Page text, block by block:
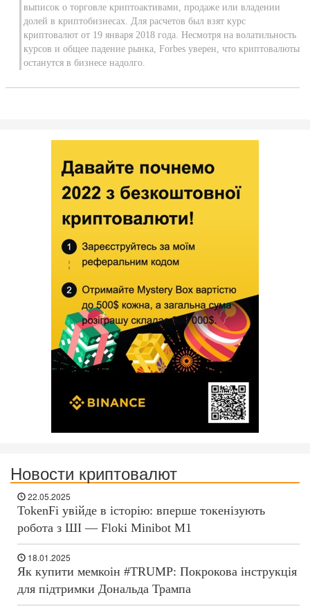
выписок о торговле криптоактивами, продаже или владении
долей в криптобизнесах. Для расчетов был взят курс
криптовалют от 19 января 2018 года. Несмотря на волатильность
курсов и общее падение рынка, Forbes уверен, что криптовалюты
останутся в бизнесе надолго.
Новости криптовалют
22.05.2025
TokenFi увійде в історію: вперше токенізують
робота з ШІ — Floki Minibot M1
18.01.2025
Як купити мемкоін #TRUMP: Покрокова інструкція
для підтримки Дональда Трампа